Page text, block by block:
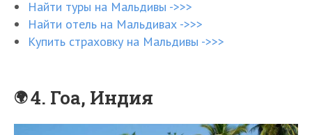
Найти туры на Мальдивы ->>>
Найти отель на Мальдивах ->>>
Купить страховку на Мальдивы ->>>
4. Гоа, Индия